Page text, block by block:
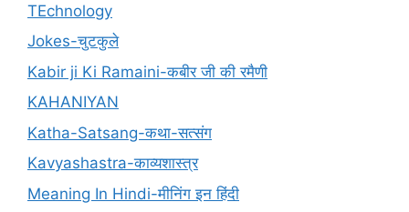
TEchnology
Jokes-चुटकुले
Kabir ji Ki Ramaini-कबीर जी की रमैणी
KAHANIYAN
Katha-Satsang-कथा-सत्संग
Kavyashastra-काव्यशास्त्र
Meaning In Hindi-मीनिंग इन हिंदी